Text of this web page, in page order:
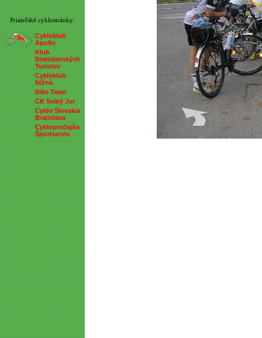
Priateľské cyklostránky:
Cykloklub
Apollo
Klub
Bratislavských
Turistov
Cykloklub
Nižná
Bike Team
CK Svätý Jur
Cyklo Slovakia
Bratislava
Cyklopredajňa
Športservis